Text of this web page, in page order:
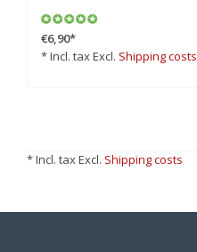
€6,90*
* Incl. tax Excl. Shipping costs
* Incl. tax Excl. Shipping costs